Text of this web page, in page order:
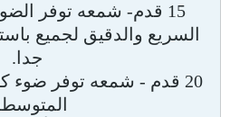
15 قدم- شمعه توفر
السريع والدقيق لجميع
جدا.
20 قدم - شمعه توفر ضوء